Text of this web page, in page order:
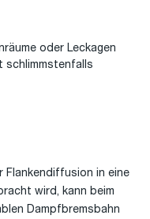
oder Leckagen
schlimmstenfalls
Flankendiffusion in eine
wird, kann beim
Dampfbremsbahn